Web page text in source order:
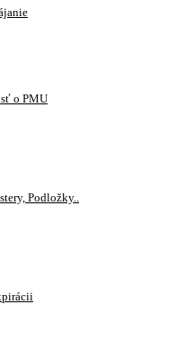
o PMU
Podložky..